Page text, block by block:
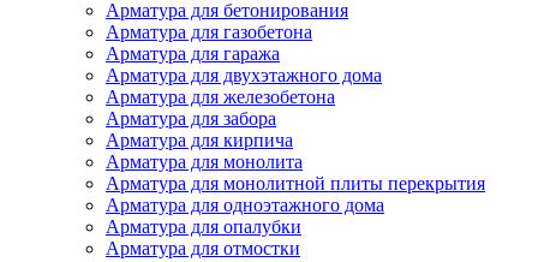
Арматура для бетонирования
Арматура для газобетона
Арматура для гаража
Арматура для двухэтажного дома
Арматура для железобетона
Арматура для забора
Арматура для кирпича
Арматура для монолита
Арматура для монолитной плиты перекрытия
Арматура для одноэтажного дома
Арматура для опалубки
Арматура для отмостки